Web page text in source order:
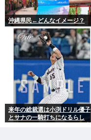
沖縄県民←どんなイメージ？
来年の総裁選は小渕ドリル優子
とサナの一騎打ちになるらし